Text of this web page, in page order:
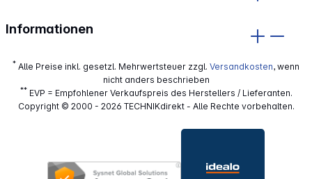
Informationen
* Alle Preise inkl. gesetzl. Mehrwertsteuer zzgl. Versandkosten, wenn
nicht anders beschrieben
**EVP = Empfohlener Verkaufspreis des Herstellers / Lieferanten.
Copyright © 2000 - 2026 TECHNIKdirekt - Alle Rechte vorbehalten.